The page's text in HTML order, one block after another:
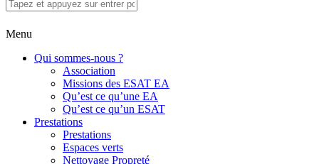
Menu
Qui sommes-nous ?
Association
Missions des ESAT EA
Qu’est ce qu’une EA
Qu’est ce qu’un ESAT
Prestations
Prestations
Espaces verts
Nettoyage Propreté